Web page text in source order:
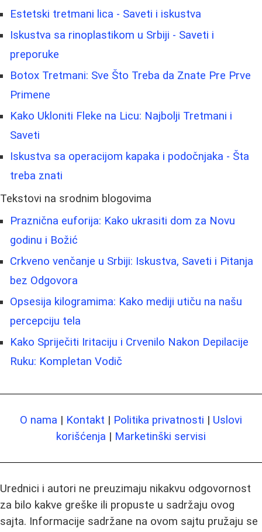
Estetski tretmani lica - Saveti i iskustva
Iskustva sa rinoplastikom u Srbiji - Saveti i
preporuke
Botox Tretmani: Sve Što Treba da Znate Pre Prve
Primene
Kako Ukloniti Fleke na Licu: Najbolji Tretmani i
Saveti
Iskustva sa operacijom kapaka i podočnjaka - Šta
treba znati
Tekstovi na srodnim blogovima
Praznična euforija: Kako ukrasiti dom za Novu
godinu i Božić
Crkveno venčanje u Srbiji: Iskustva, Saveti i Pitanja
bez Odgovora
Opsesija kilogramima: Kako mediji utiču na našu
percepciju tela
Kako Spriječiti Iritaciju i Crvenilo Nakon Depilacije
Ruku: Kompletan Vodič
O nama | Kontakt | Politika privatnosti | Uslovi
korišćenja | Marketinški servisi
Urednici i autori ne preuzimaju nikakvu odgovornost
za bilo kakve greške ili propuste u sadržaju ovog
sajta. Informacije sadržane na ovom sajtu pružaju se